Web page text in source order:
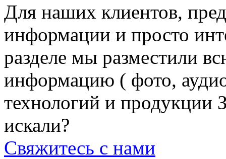
Для наших клиентов,
информации и просто
разделе мы разместили
информацию ( фото,
технологий и продукции
искали?
Свяжитесь с нами